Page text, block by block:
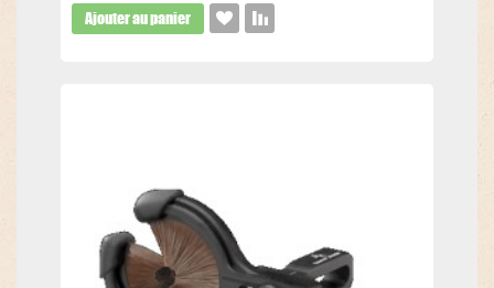
Ajouter au panier